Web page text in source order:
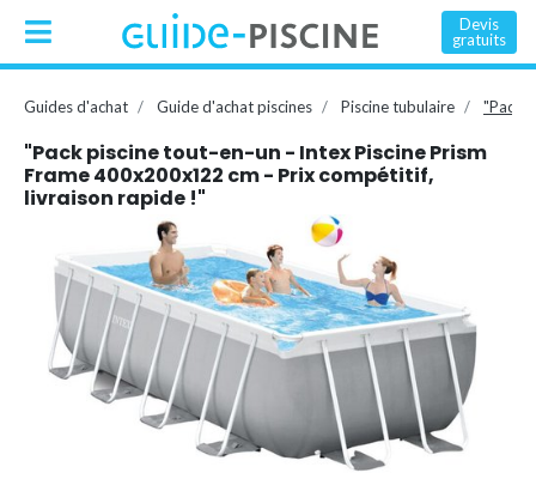
Devis
gratuits
Guides d'achat Guide d'achat piscines Piscine tubulaire "Pack
"Pack piscine tout-en-un - Intex Piscine Prism
Frame 400x200x122 cm - Prix compétitif,
livraison rapide !"